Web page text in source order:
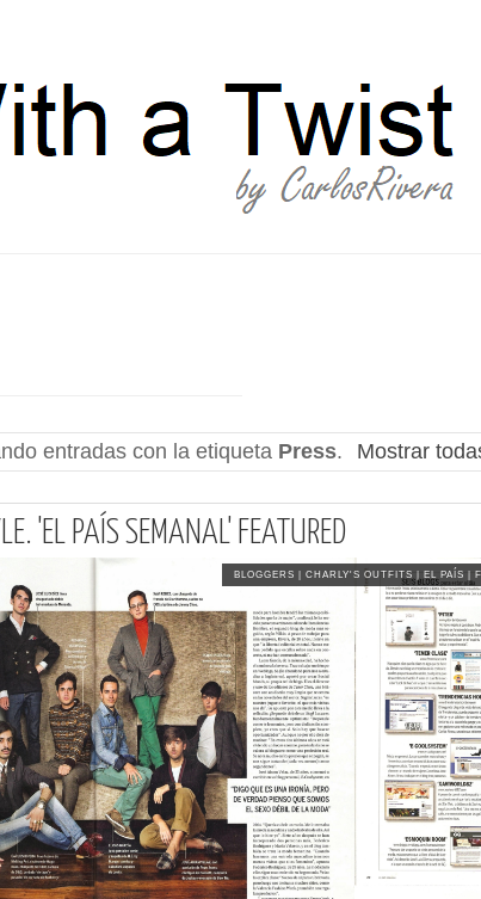
entradas con la etiqueta Press. Mostrar
'EL PAÍS SEMANAL' FEATURED
BLOGGERS CHARLY'S OUTFITS EL PAÍS